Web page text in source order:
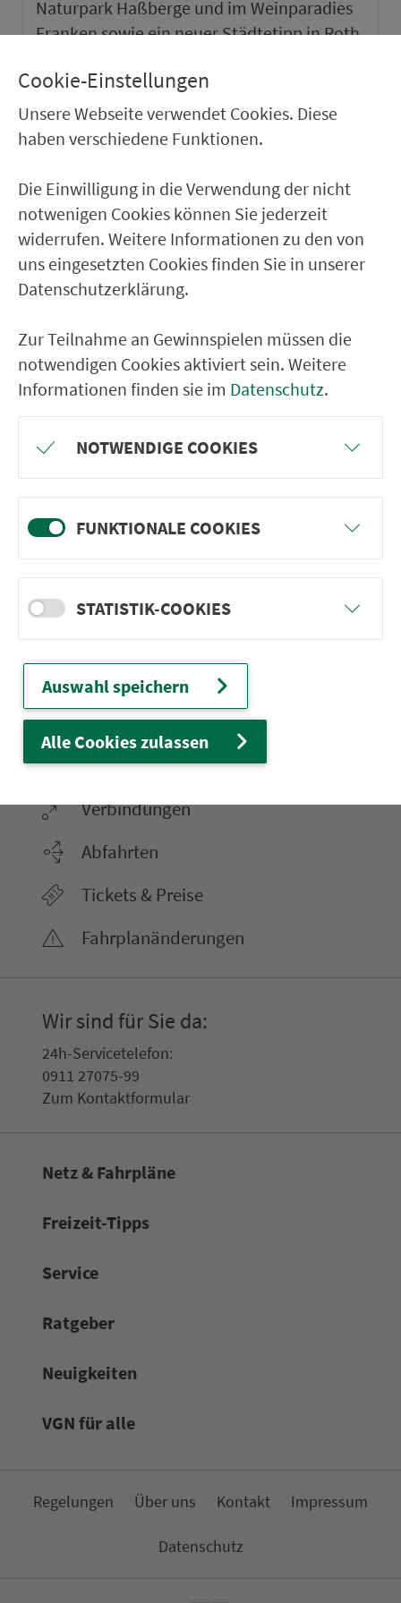
Naturpark Haßberge und im Weinparadies
Franken sowie ein neuer Städtetipp in Roth.
VGN-SOMMER 2026
Mach mit und gewinne einen von 1.000
Team-Plätzen für eine Abenteuer-Rallye!
weiter
Nürn­berg
22.000 Qua­drat­ki­lo­me­ter. 130 Ver­kehrs­un­
ter­neh­men. 1.100 Linien. Eine Fahr­kar­te.
Ver­bin­dungen
Abfahrten
Tickets & Preise
Fahr­plan­ände­rungen
Wir sind für Sie da:
24h-Ser­vice­te­le­fon:
0911 27075-99
Zum Kon­taktformular
Netz & Fahrpläne
Frei­zeit-Tipps
Service
Rat­ge­ber
Neuigkeiten
VGN für alle
Re­ge­lungen Über uns Kon­takt Impressum
Da­ten­schutz
Cookie-Einstellungen
Unsere Webseite verwendet Cookies. Diese
haben verschiedene Funktionen.
Die Einwilligung in die Verwendung der nicht
notwenigen Cookies können Sie jederzeit
widerrufen. Weitere Informationen zu den von
uns eingesetzten Cookies finden Sie in unserer
Datenschutzerklärung.
Zur Teilnahme an Gewinnspielen müssen die
notwendigen Cookies aktiviert sein. Weitere
Informationen finden sie im Datenschutz.
NOTWENDIGE COOKIES
FUNKTIONALE COOKIES
STATISTIK-COOKIES
Auswahl speichern
Alle Cookies zulassen